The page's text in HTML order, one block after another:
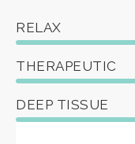
RELAX
THERAPEUTIC
DEEP TISSUE